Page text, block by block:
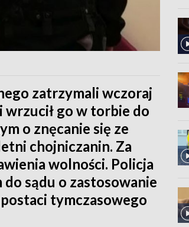
zatrzymali wczoraj
wrzucił go w torbie do
o znęcanie się ze
chojniczanin. Za
wolności. Policja
sądu o zastosowanie
tymczasowego